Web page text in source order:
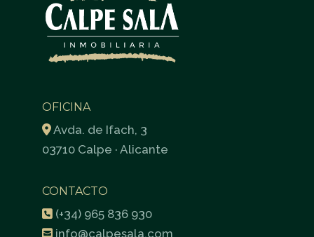
OFICINA
Avda. de Ifach, 3
03710 Calpe · Alicante
CONTACTO
(+34) 965 836 930
info@calpesala.com